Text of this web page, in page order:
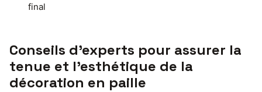
final
Conseils d’experts pour assurer la
tenue et l’esthétique de la
décoration en paille